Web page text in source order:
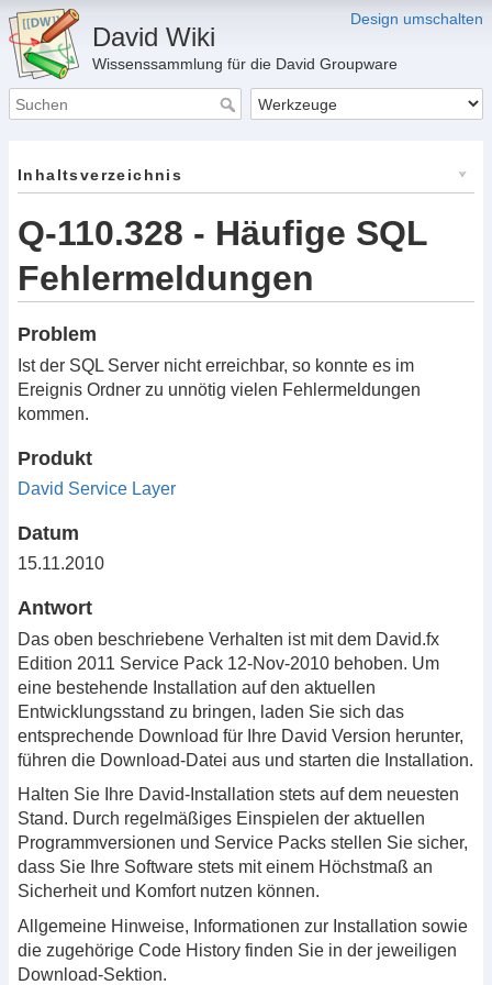
Design umschalten
David Wiki
Wissenssammlung für die David Groupware
Inhaltsverzeichnis
Q-110.328 - Häufige SQL
Fehlermeldungen
Problem
Ist der SQL Server nicht erreichbar, so konnte es im
Ereignis Ordner zu unnötig vielen Fehlermeldungen
kommen.
Produkt
David Service Layer
Datum
15.11.2010
Antwort
Das oben beschriebene Verhalten ist mit dem David.fx
Edition 2011 Service Pack 12-Nov-2010 behoben. Um
eine bestehende Installation auf den aktuellen
Entwicklungsstand zu bringen, laden Sie sich das
entsprechende Download für Ihre David Version herunter,
führen die Download-Datei aus und starten die Installation.
Halten Sie Ihre David-Installation stets auf dem neuesten
Stand. Durch regelmäßiges Einspielen der aktuellen
Programmversionen und Service Packs stellen Sie sicher,
dass Sie Ihre Software stets mit einem Höchstmaß an
Sicherheit und Komfort nutzen können.
Allgemeine Hinweise, Informationen zur Installation sowie
die zugehörige Code History finden Sie in der jeweiligen
Download-Sektion.